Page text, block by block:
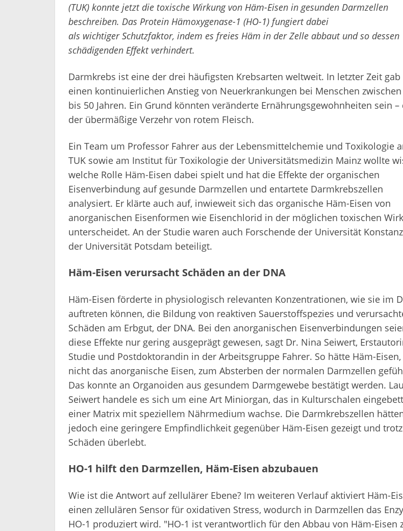
(TUK) konnte jetzt die toxische Wirkung von Häm-Eisen in gesunden Darmzellen
beschreiben. Das Protein Hämoxygenase-1 (HO-1) fungiert dabei
als wichtiger Schutzfaktor, indem es freies Häm in der Zelle abbaut und so dessen
schädigenden Effekt verhindert.
Darmkrebs ist eine der drei häufigsten Krebsarten weltweit. In letzter Zeit gab
einen kontinuierlichen Anstieg von Neuerkrankungen bei Menschen zwischen
bis 50 Jahren. Ein Grund könnten veränderte Ernährungsgewohnheiten sein –
der übermäßige Verzehr von rotem Fleisch.
Ein Team um Professor Fahrer aus der Lebensmittelchemie und Toxikologie
TUK sowie am Institut für Toxikologie der Universitätsmedizin Mainz wollte
welche Rolle Häm-Eisen dabei spielt und hat die Effekte der organischen
Eisenverbindung auf gesunde Darmzellen und entartete Darmkrebszellen
analysiert. Er klärte auch auf, inwieweit sich das organische Häm-Eisen von
anorganischen Eisenformen wie Eisenchlorid in der möglichen toxischen
unterscheidet. An der Studie waren auch Forschende der Universität
der Universität Potsdam beteiligt.
Häm-Eisen verursacht Schäden an der DNA
Häm-Eisen förderte in physiologisch relevanten Konzentrationen, wie sie im
auftreten können, die Bildung von reaktiven Sauerstoffspezies und
Schäden am Erbgut, der DNA. Bei den anorganischen Eisenverbindungen
diese Effekte nur gering ausgeprägt gewesen, sagt Dr. Nina Seiwert,
Studie und Postdoktorandin in der Arbeitsgruppe Fahrer. So hätte Häm-
nicht das anorganische Eisen, zum Absterben der normalen Darmzellen
Das konnte an Organoiden aus gesundem Darmgewebe bestätigt werden.
Seiwert handele es sich um eine Art Miniorgan, das in Kulturschalen
einer Matrix mit speziellem Nährmedium wachse. Die Darmkrebszellen
jedoch eine geringere Empfindlichkeit gegenüber Häm-Eisen gezeigt und
Schäden überlebt.
HO-1 hilft den Darmzellen, Häm-Eisen abzubauen
Wie ist die Antwort auf zellulärer Ebene? Im weiteren Verlauf aktiviert Häm-
einen zellulären Sensor für oxidativen Stress, wodurch in Darmzellen das
HO-1 produziert wird. "HO-1 ist verantwortlich für den Abbau von Häm-Eisen